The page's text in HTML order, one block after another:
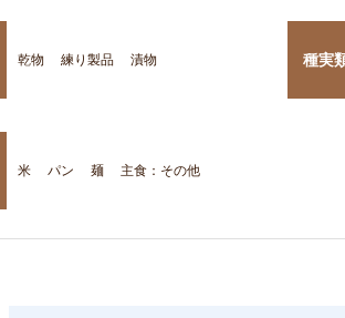
乾物 練り製品 漬物 種実
米 パン 麺 主食：その他